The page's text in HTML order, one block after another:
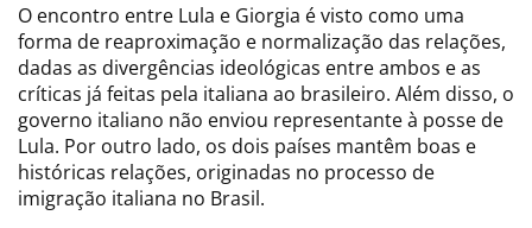
O encontro entre Lula e Giorgia é visto como uma
forma de reaproximação e normalização das relações,
dadas as divergências ideológicas entre ambos e as
críticas já feitas pela italiana ao brasileiro. Além disso, o
governo italiano não enviou representante à posse de
Lula. Por outro lado, os dois países mantêm boas e
históricas relações, originadas no processo de
imigração italiana no Brasil.